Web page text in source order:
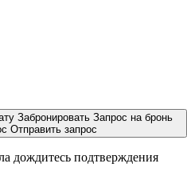
Забронировать Запрос на бронь
Отправить запрос
дождитесь подтверждения